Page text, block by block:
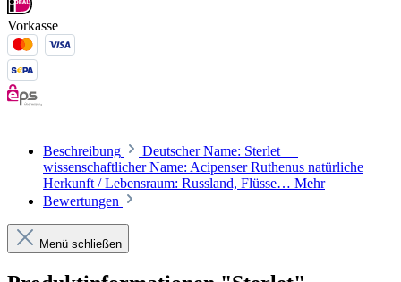
Vorkasse
Beschreibung
Deutscher Name: Sterlet
wissenschaftlicher Name: Acipenser Ruthenus natürliche
Herkunft / Lebensraum: Russland, Flüsse… Mehr
Bewertungen
Menü schließen